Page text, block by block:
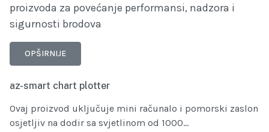
proizvoda za povećanje performansi, nadzora i
sigurnosti brodova
OPŠIRNIJE
az-smart chart plotter
Ovaj proizvod uključuje mini računalo i pomorski zaslon
osjetljiv na dodir sa svjetlinom od 1000...